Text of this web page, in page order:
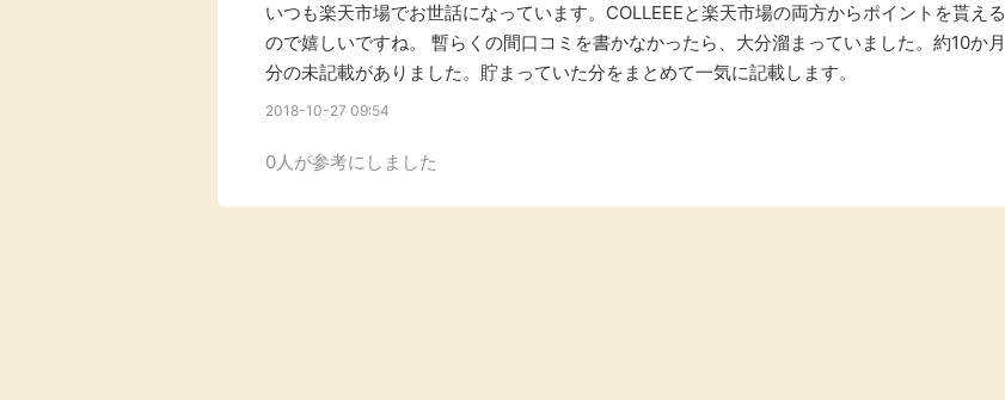
いつも楽天市場でお世話になっています。COLLEEEと楽天市場の両方からポイントを貰える
ので嬉しいですね。 暫らくの間口コミを書かなかったら、大分溜まっていました。約10か月
分の未記載がありました。貯まっていた分をまとめて一気に記載します。
2018-10-27 09:54
0人が参考にしました